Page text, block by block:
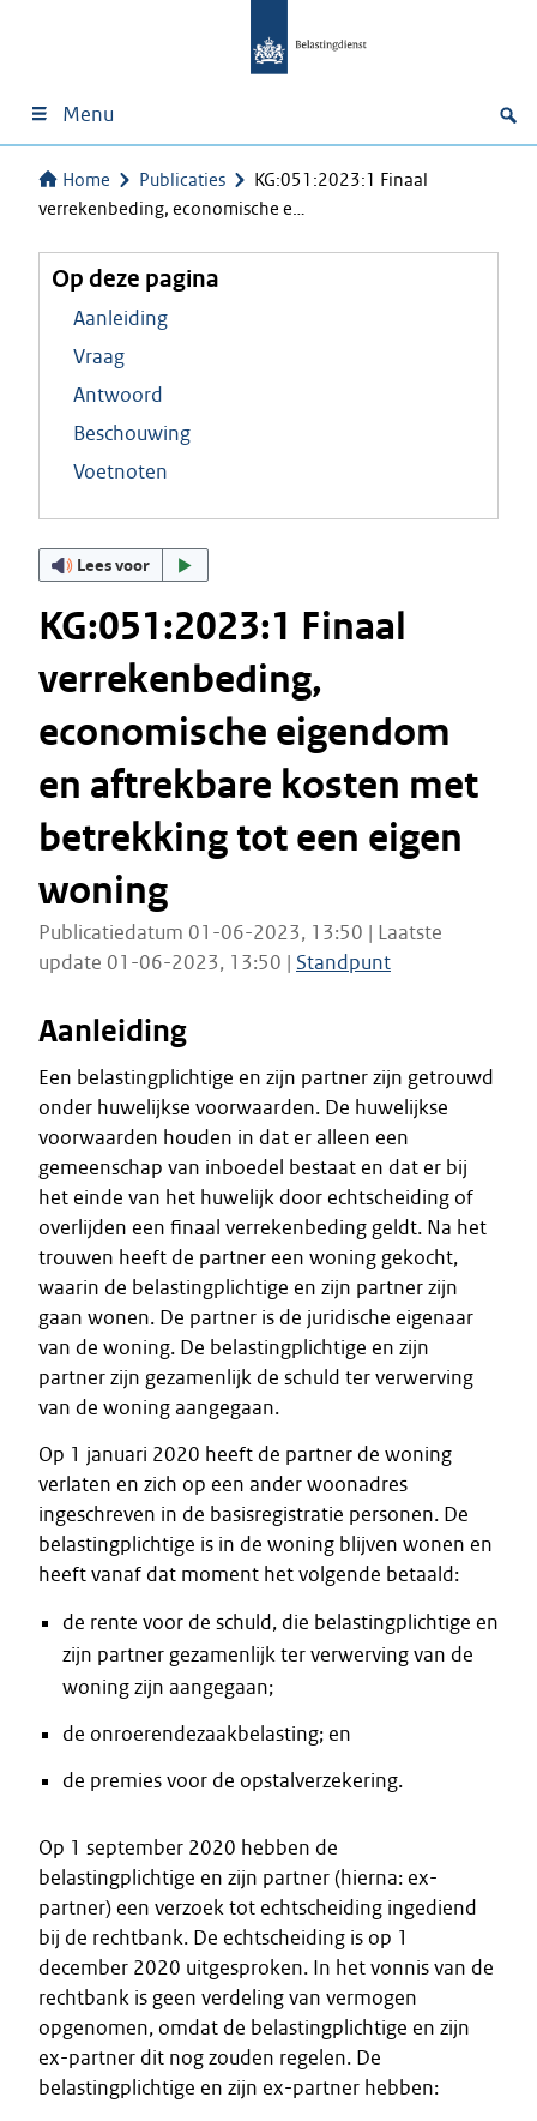
Menu
Home Publicaties
KG:051:2023:1 Finaal
verrekenbeding, economische e…
Op deze pagina
Aanleiding
Vraag
Antwoord
Beschouwing
Voetnoten
Lees voor
KG:051:2023:1 Finaal
verrekenbeding,
economische eigendom
en aftrekbare kosten met
betrekking tot een eigen
woning
Publicatiedatum 01-06-2023, 13:50 | Laatste
update 01-06-2023, 13:50 | Standpunt
Aanleiding
Een belastingplichtige en zijn partner zijn getrouwd
onder huwelijkse voorwaarden. De huwelijkse
voorwaarden houden in dat er alleen een
gemeenschap van inboedel bestaat en dat er bij
het einde van het huwelijk door echtscheiding of
overlijden een finaal verrekenbeding geldt. Na het
trouwen heeft de partner een woning gekocht,
waarin de belastingplichtige en zijn partner zijn
gaan wonen. De partner is de juridische eigenaar
van de woning. De belastingplichtige en zijn
partner zijn gezamenlijk de schuld ter verwerving
van de woning aangegaan.
Op 1 januari 2020 heeft de partner de woning
verlaten en zich op een ander woonadres
ingeschreven in de basisregistratie personen. De
belastingplichtige is in de woning blijven wonen en
heeft vanaf dat moment het volgende betaald:
de rente voor de schuld, die belastingplichtige en
zijn partner gezamenlijk ter verwerving van de
woning zijn aangegaan;
de onroerendezaakbelasting; en
de premies voor de opstalverzekering.
Op 1 september 2020 hebben de
belastingplichtige en zijn partner (hierna: ex-
partner) een verzoek tot echtscheiding ingediend
bij de rechtbank. De echtscheiding is op 1
december 2020 uitgesproken. In het vonnis van de
rechtbank is geen verdeling van vermogen
opgenomen, omdat de belastingplichtige en zijn
ex-partner dit nog zouden regelen. De
belastingplichtige en zijn ex-partner hebben: